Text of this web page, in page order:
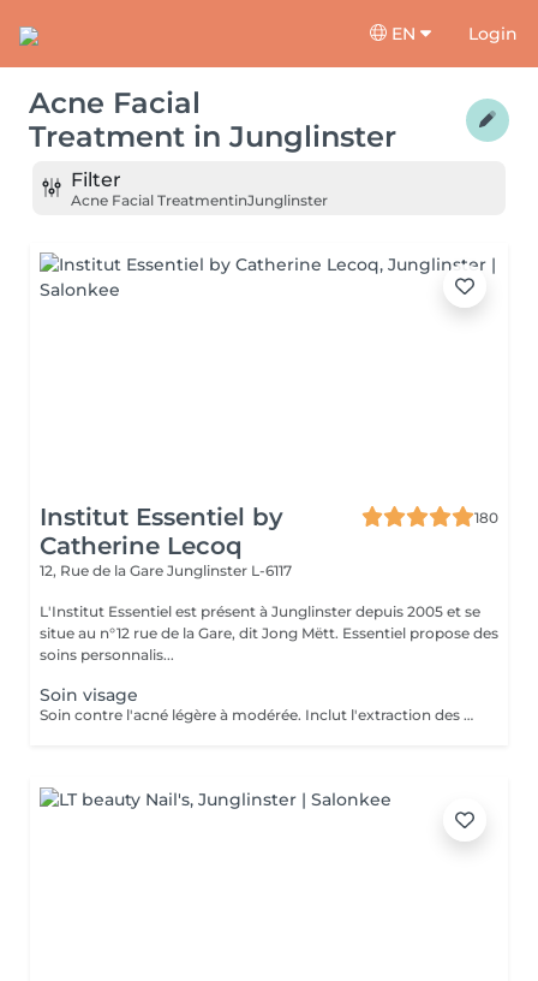
EN Login
Acne Facial
Treatment in Junglinster
Filter
Acne Facial TreatmentinJunglinster
Institut Essentiel by
Catherine Lecoq
180
12, Rue de la Gare Junglinster L-6117
L'Institut Essentiel est présent à Junglinster depuis 2005 et se
situe au n°12 rue de la Gare, dit Jong Mëtt. Essentiel propose des
soins personnalis...
Soin visage
Soin contre l'acné légère à modérée. Inclut l'extraction des comédons, micro kystes, désinfection de pustules et soins adaptés. J'accorde beaucoup d'importance à expliquer les bons gestes à mes jeunes client(e)s afin qu'il prennent conscience de leur peau et prennent les bonnes habitudes. Pour de meilleurs résultats je conseille 1 soin par semaine sur 1 mois. Important: J'accorde autant d'importance à la relaxation et l'intimité de mes jeunes clients. De ce fait aucun accompagnant ne sera autorisé à rester dans la cabine durant le soin Inclut: Nettoyage et extraction de kystes, comédons et pustules. Désinfection et soins purifiants adaptés. Matériel stérilisé et/ou à usage unique.